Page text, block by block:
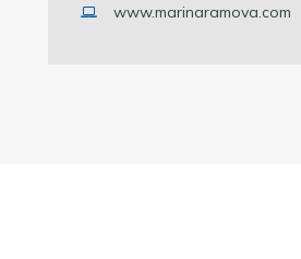
www.marinaramova.com